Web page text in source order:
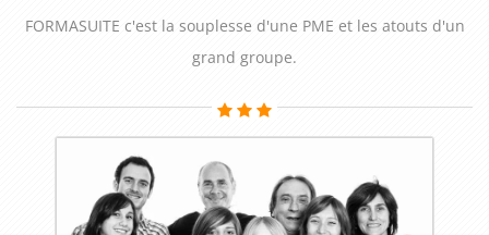
FORMASUITE c'est la souplesse d'une PME et les atouts d'un
grand groupe.